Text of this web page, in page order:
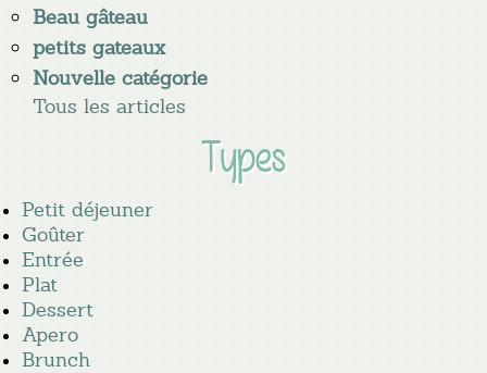
Beau gâteau
petits gateaux
Nouvelle catégorie
Tous les articles
Types
Petit déjeuner
Goûter
Entrée
Plat
Dessert
Apero
Brunch